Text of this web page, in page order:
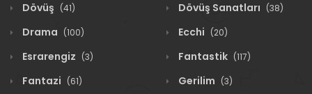
Dövüş (41) Dövüş Sanatları (38)
Drama (100) Ecchi (20)
Esrarengiz (3) Fantastik (117)
Fantazi (61) Gerilim (3)